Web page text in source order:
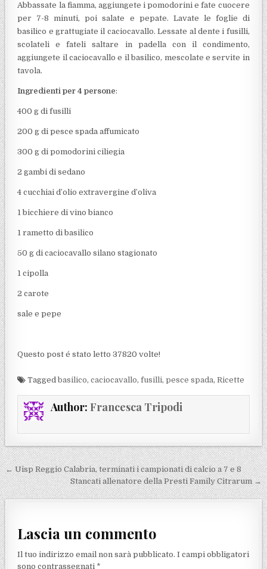
Abbassate la fiamma, aggiungete i pomodorini e fate cuocere
per 7-8 minuti, poi salate e pepate. Lavate le foglie di
basilico e grattugiate il caciocavallo. Lessate al dente i fusilli,
scolateli e fateli saltare in padella con il condimento,
aggiungete il caciocavallo e il basilico, mescolate e servite in
tavola.
Ingredienti per 4 persone:
400 g di fusilli
200 g di pesce spada affumicato
300 g di pomodorini ciliegia
2 gambi di sedano
4 cucchiai d’olio extravergine d’oliva
1 bicchiere di vino bianco
1 rametto di basilico
50 g di caciocavallo silano stagionato
1 cipolla
2 carote
sale e pepe
Questo post é stato letto 37820 volte!
Taggedbasilico,caciocavallo,fusilli,pesce spada,Ricette
Author: Francesca Tripodi
Navigazione articoli
← Uisp Reggio Calabria, terminati i campionati di calcio a 7 e 8
Stancati allenatore della Presti Family Citrarum →
Lascia un commento
Il tuo indirizzo email non sarà pubblicato. I campi obbligatori
sono contrassegnati *